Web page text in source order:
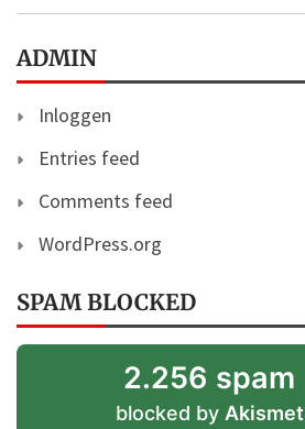
ADMIN
Inloggen
Entries feed
Comments feed
WordPress.org
SPAM BLOCKED
2.256 spam
blocked by Akismet